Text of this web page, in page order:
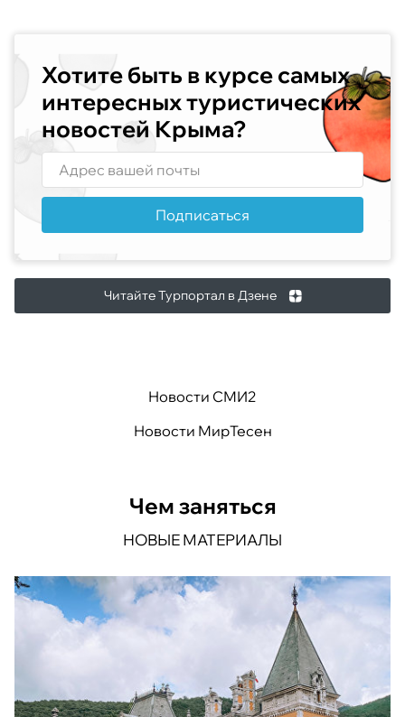
Хотите быть в курсе самых
интересных туристических
новостей Крыма?
Подписаться
Читайте Турпортал в Дзене
Новости СМИ2
Новости МирТесен
Чем заняться
НОВЫЕ МАТЕРИАЛЫ